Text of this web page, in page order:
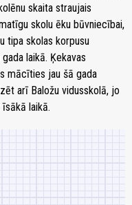
skaita straujais
skolu ēku būvniecībai,
tipa skolas korpusu
laikā. Ķekavas
mācīties jau šā gada
arī Baložu vidusskolā, jo
laikā.